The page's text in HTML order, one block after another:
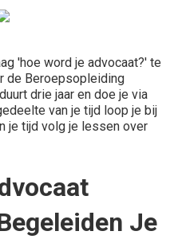
'hoe word je advocaat?' te
de Beroepsopleiding
drie jaar en doe je via
van je tijd loop je bij
je tijd volg je lessen over
Je